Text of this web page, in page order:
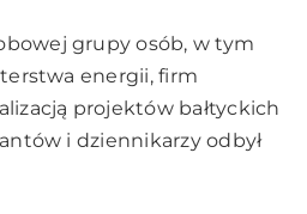
grupy osób, w tym
energii, firm
projektów bałtyckich
i dziennikarzy odbył